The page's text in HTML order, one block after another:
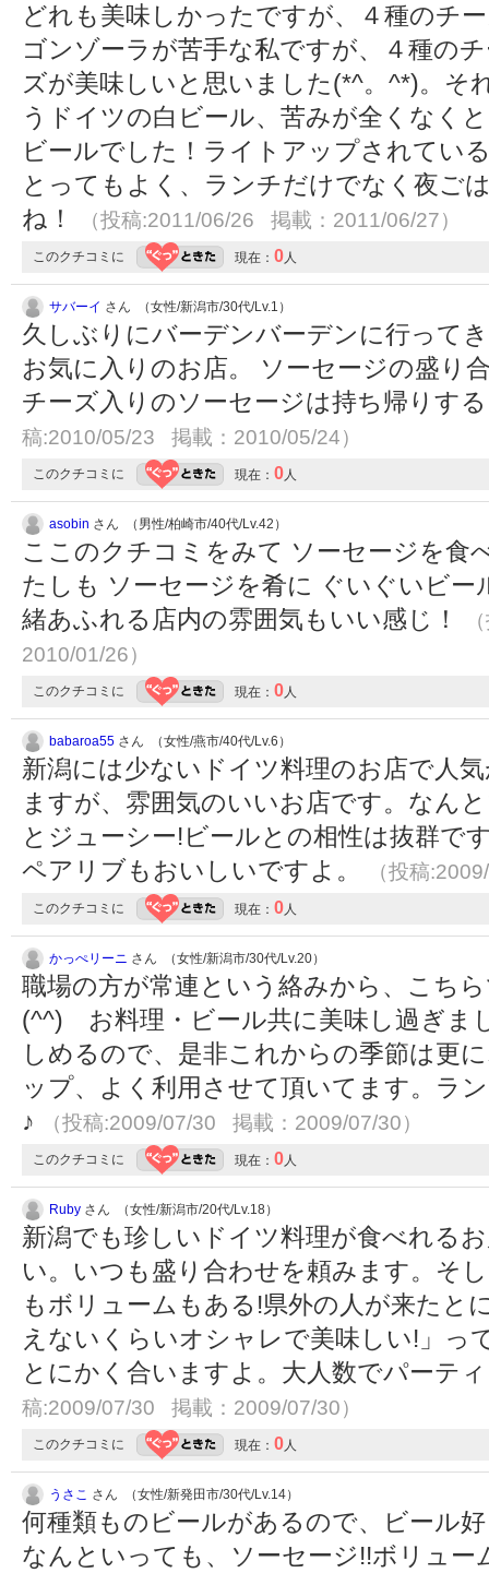
どれも美味しかったですが、４種のチ
ゴンゾーラが苦手な私ですが、４種の
ズが美味しいと思いました(*^。^*)。そ
うドイツの白ビール、苦みが全くなく
ビールでした！ライトアップされてい
とってもよく、ランチだけでなく夜ご
ね！
（投稿:2011/06/26 掲載：2011/06/27）
このクチコミに 現在： 0人
サバーイ さん （女性/新潟市/30代/Lv.1）
久しぶりにバーデンバーデンに行って
お気に入りのお店。 ソーセージの盛り
チーズ入りのソーセージは持ち帰りす
稿:2010/05/23 掲載：2010/05/24）
このクチコミに 現在： 0人
asobin さん （男性/柏崎市/40代/Lv.42）
ここのクチコミをみて ソーセージを食
たしも ソーセージを肴に ぐいぐいビー
緒あふれる店内の雰囲気もいい感じ！
2010/01/26）
このクチコミに 現在： 0人
babaroa55 さん （女性/燕市/40代/Lv.6）
新潟には少ないドイツ料理のお店で人
ますが、雰囲気のいいお店です。なん
とジューシー!ビールとの相性は抜群で
ペアリブもおいしいですよ。
（投稿
このクチコミに 現在： 0人
かっぺリーニ さん （女性/新潟市/30代/Lv.20）
職場の方が常連という絡みから、こち
(^^) お料理・ビール共に美味し過ぎま
しめるので、是非これからの季節は更
ップ、よく利用させて頂いてます。ラ
♪
（投稿:2009/07/30 掲載：2009/07/30）
このクチコミに 現在： 0人
Ruby さん （女性/新潟市/20代/Lv.18）
新潟でも珍しいドイツ料理が食べれる
い。いつも盛り合わせを頼みます。そ
もボリュームもある!県外の人が来たと
えないくらいオシャレで美味しい!」っ
とにかく合いますよ。大人数でパーテ
稿:2009/07/30 掲載：2009/07/30）
このクチコミに 現在： 0人
うさこ さん （女性/新発田市/30代/Lv.14）
何種類ものビールがあるので、ビール
なんといっても、ソーセージ!!ボリュー